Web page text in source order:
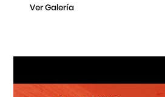
Ver Galería